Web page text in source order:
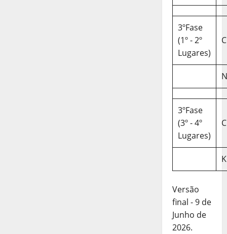
3ºFase
(1º - 2º
Lugares)
3ºFase
(3º - 4º
Lugares)
Versão
final - 9 de
Junho de
2026.